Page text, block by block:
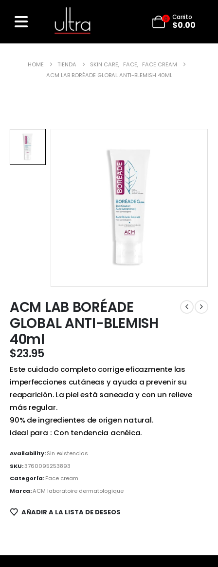
0 Carrito
$0.00
HOME TIENDA SKIN CARE, FACE, FACE CREAM
ACM LAB BORÉADE GLOBAL ANTI-BLEMISH 40ML
ACM LAB BORÉADE
GLOBAL ANTI-BLEMISH
40ml
$23.95
Este cuidado completo corrige eficazmente las
imperfecciones cutáneas y ayuda a prevenir su
reaparición. La piel está saneada y con un relieve
más regular.
90% de ingredientes de origen natural.
Ideal para : Con tendencia acnéica.
Availability:Sin existencias
SKU:3760095253893
Categoría:Face cream
Marca:ACM laboratoire dermatologique
AÑADIR A LA LISTA DE DESEOS